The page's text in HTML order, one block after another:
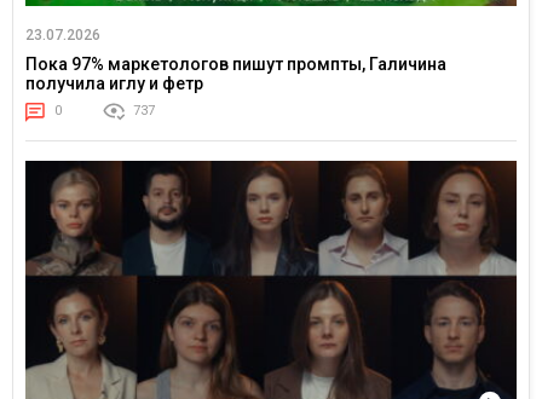
23.07.2026
Пока 97% маркетологов пишут промпты, Галичина
получила иглу и фетр
0 737